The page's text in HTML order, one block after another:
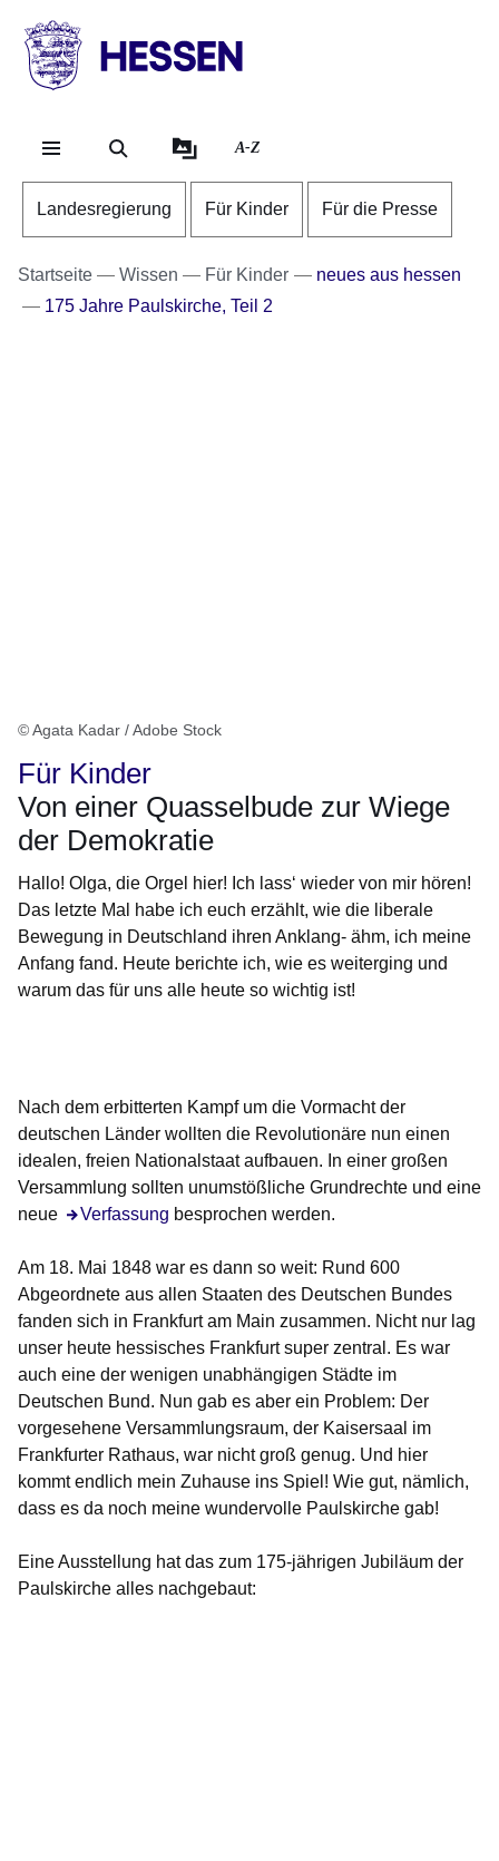
HESSEN
Landesregierung
A-Z
Landesregierung Für Kinder Für die Presse
Startseite Wissen Für Kinder
neues aus hessen
175 Jahre Paulskirche, Teil 2
© Agata Kadar / Adobe Stock
Für Kinder
Von einer Quasselbude zur Wiege
der Demokratie
Hallo! Olga, die Orgel hier! Ich lass‘ wieder von mir hören!
Das letzte Mal habe ich euch erzählt, wie die liberale
Bewegung in Deutschland ihren Anklang- ähm, ich meine
Anfang fand. Heute berichte ich, wie es weiterging und
warum das für uns alle heute so wichtig ist!
Nach dem erbitterten Kampf um die Vormacht der
deutschen Länder wollten die Revolutionäre nun einen
idealen, freien Nationalstaat aufbauen. In einer großen
Versammlung sollten unumstößliche Grundrechte und eine
neue
Verfassung
Öffnet sich in einem neuen Fenster
besprochen werden.
Am 18. Mai 1848 war es dann so weit: Rund 600
Abgeordnete aus allen Staaten des Deutschen Bundes
fanden sich in Frankfurt am Main zusammen. Nicht nur lag
unser heute hessisches Frankfurt super zentral. Es war
auch eine der wenigen unabhängigen Städte im
Deutschen Bund. Nun gab es aber ein Problem: Der
vorgesehene Versammlungsraum, der Kaisersaal im
Frankfurter Rathaus, war nicht groß genug. Und hier
kommt endlich mein Zuhause ins Spiel! Wie gut, nämlich,
dass es da noch meine wundervolle Paulskirche gab!
Eine Ausstellung hat das zum 175-jährigen Jubiläum der
Paulskirche alles nachgebaut: